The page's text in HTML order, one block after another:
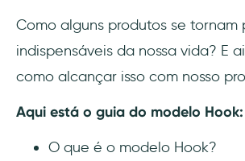
4- Flo Health
4 passos para começar a usar
Hook
Passo 1: O produto deve ser
Como alguns produtos se tornam
indispensáveis da nossa vida? E
como alcançar isso com nosso
Aqui está o guia do modelo Hook:
O que é o modelo Hook?